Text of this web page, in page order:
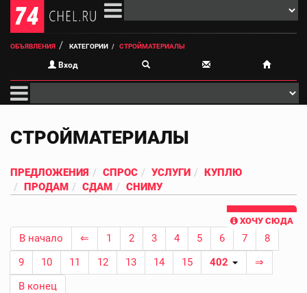
ОБЪЯВЛЕНИЯ КАТЕГОРИИ СТРОЙМАТЕРИАЛЫ
Вход
СТРОЙМАТЕРИАЛЫ
ПРЕДЛОЖЕНИЯ СПРОС УСЛУГИ
КУПЛЮ
ПРОДАМ
СДАМ СНИМУ
ХОЧУ СЮДА
В начало ⇐ 1 2 3 4 5 6 7
8
9
10 11 12 13 14 15 402
⇒
В конец